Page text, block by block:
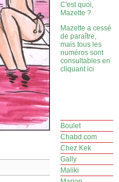
C'est quoi,
Mazette ?
Mazette a cessé
de paraître,
mais tous les
numéros sont
consultables en
cliquant ici
Boulet
Chabd.com
Chez Kek
Gally
Maliki